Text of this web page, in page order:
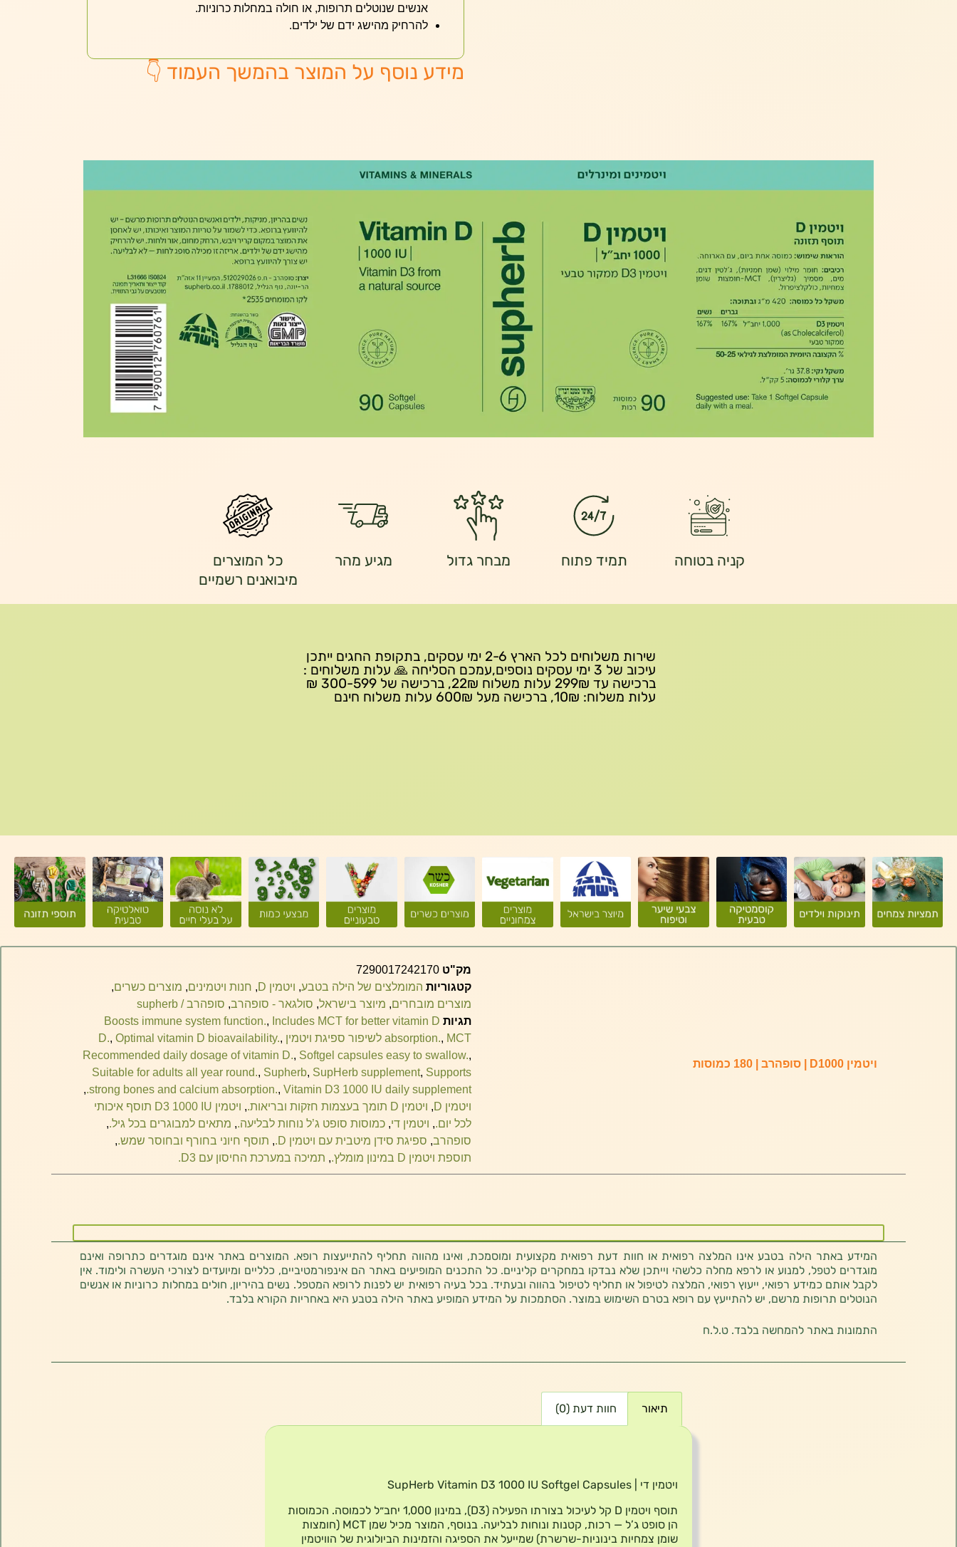
אנשים שנוטלים תרופות, או חולה במחלות כרוניות.
להרחיק מהישג ידם של ילדים.
מידע נוסף על המוצר בהמשך העמוד 👇
קניה בטוחה תמיד פתוח מבחר גדול מגיע מהר
כל המוצרים
מיבואנים רשמיים
שירות משלוחים לכל הארץ 2-6 ימי עסקים, בתקופת החגים ייתכן
עיכוב של 3 ימי עסקים נוספים,עמכם הסליחה 🙏 עלות משלוחים :
ברכישה עד 299₪ עלות משלוח 22₪, ברכישה של 300-599 ₪
עלות משלוח: 10₪, ברכישה מעל 600₪ עלות משלוח חינם
ויטמין D1000 | סופהרב | 180 כמוסות
מק"ט 7290017242170
קטגוריות המומלצים של הילה בטבע, ויטמין D , חנות ויטמינים, מוצרים כשרים,
מוצרים מובחרים, מיוצר בישראל, סולגאר - סופהרב, סופהרב / supherb
תגיות
Boosts immune system function., Includes MCT for better vitamin D
absorption., MCT לשיפור ספיגת ויטמין D. , Optimal vitamin D bioavailability.,
Recommended daily dosage of vitamin D., Softgel capsules easy to swallow.,
Suitable for adults all year round., Supherb, SupHerb supplement, Supports
strong bones and calcium absorption., Vitamin D3 1000 IU daily supplement.
,
ויטמין D
, ויטמין D תומך בעצמות חזקות ובריאות. ,
ויטמין D3 1000 IU תוסף איכותי
לכל יום., ויטמין די, כמוסות סופט ג’ל נוחות לבליעה., מתאים למבוגרים בכל גיל.,
סופהרב, ספיגת סידן מיטבית עם ויטמין D. , תוסף חיוני בחורף ובחוסר שמש.,
תוספת ויטמין D במינון מומלץ.
, תמיכה במערכת החיסון עם D3.
המידע באתר הילה בטבע אינו המלצה רפואית או חוות דעת רפואית מקצועית ומוסמכת, ואינו מהווה תחליף להתייעצות רופא. המוצרים באתר אינם מוגדרים כתרופה ואינם
מוגדרים לטפל, למנוע או לרפא מחלה כלשהי וייתכן שלא נבדקו במחקרים קליניים. כל התכנים המופיעים באתר הם אינפורמטיביים, כלליים ומיועדים לצורכי העשרה ולימוד. אין
לקבל אותם כמידע רפואי, ייעוץ רפואי, המלצה לטיפול או תחליף לטיפול בהווה ובעתיד. בכל בעיה רפואית יש לפנות לרופא המטפל. נשים בהיריון, חולים במחלות כרוניות או אנשים
הנוטלים תרופות מרשם, יש להתייעץ עם רופא בטרם השימוש במוצר. הסתמכות על המידע המופיע באתר הילה בטבע היא באחריות הקורא בלבד.
התמונות באתר להמחשה בלבד. ט.ל.ח
תיאור חוות דעת (0)
ויטמין די | SupHerb Vitamin D3 1000 IU Softgel Capsules
תוסף ויטמין D קל לעיכול בצורתו הפעילה (D3), במינון 1,000 יחב״ל לכמוסה. הכמוסות
הן סופט ג’ל — רכות, קטנות ונוחות לבליעה. בנוסף, המוצר מכיל שמן MCT (חומצות
שומן צמחיות בינוניות-שרשרת) שמייעל את הספיגה והזמינות הביולוגית של הוויטמין